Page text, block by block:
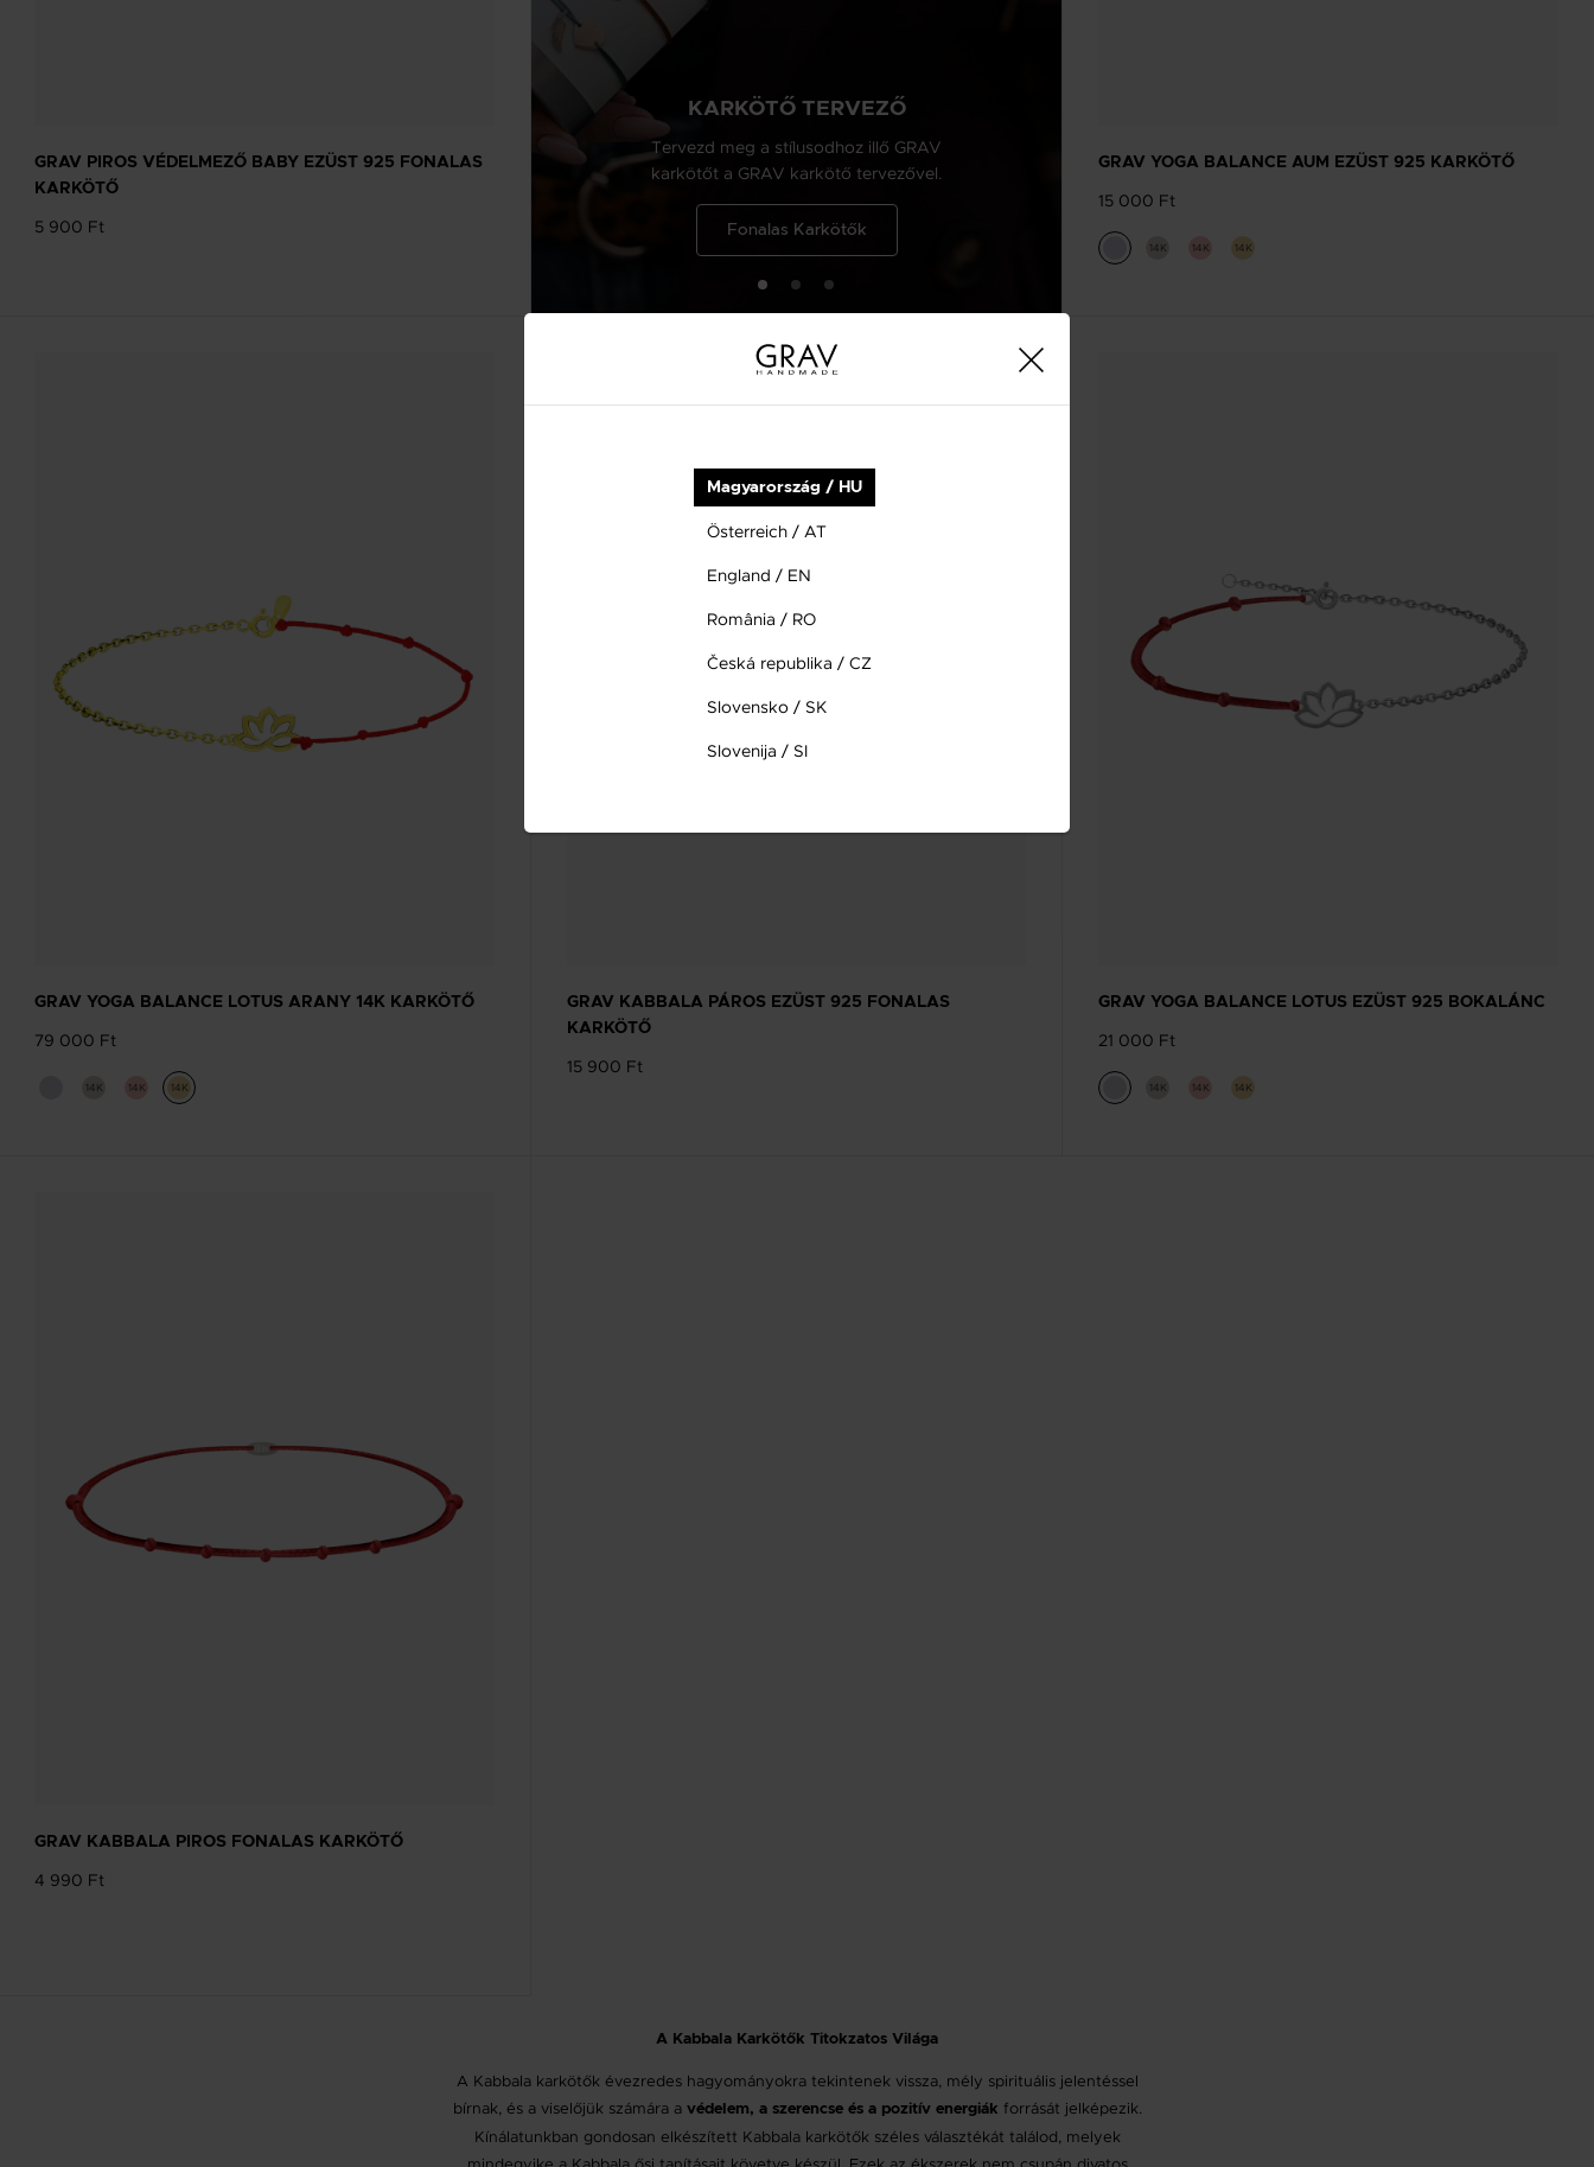
GRAV PIROS VÉDELMEZŐ BABY EZÜST 925 FONALAS
KARKÖTŐ
5 900 Ft
karkötőt a GRAV karkötő tervezővel.
KARKÖTŐ TERVEZŐ
Tervezd meg a stílusodhoz illő GRAV
karkötőt a GRAV karkötő tervezővel.
Fonalas Karkötők
karkötőt a GRAV karkötő tervezővel.
GRAV YOGA BALANCE AUM EZÜST 925 KARKÖTŐ
15 000 Ft
14K 14K 14K
GRAV YOGA BALANCE LOTUS ARANY 14K KARKÖTŐ
79 000 Ft
14K 14K 14K
GRAV KABBALA PÁROS EZÜST 925 FONALAS
KARKÖTŐ
15 900 Ft
GRAV YOGA BALANCE LOTUS EZÜST 925 BOKALÁNC
21 000 Ft
14K 14K 14K
GRAV KABBALA PIROS FONALAS KARKÖTŐ
4 990 Ft
A Kabbala Karkötők Titokzatos Világa
A Kabbala karkötők évezredes hagyományokra tekintenek vissza, mély spirituális jelentéssel
bírnak, és a viselőjük számára a védelem, a szerencse és a pozitív energiák forrását jelképezik.
Kínálatunkban gondosan elkészített Kabbala karkötők széles választékát találod, melyek
Magyarország / HU
Österreich / AT
England / EN
România / RO
Česká republika / CZ
Slovensko / SK
Slovenija / SI